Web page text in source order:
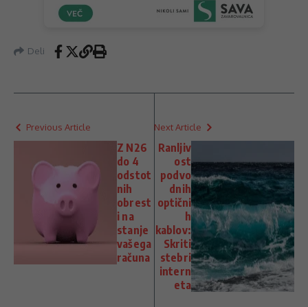
Deli
Previous Article
Z N26
do 4
odstot
nih
obrest
i na
stanje
vašega
računa
Next Article
Ranljiv
ost
podvo
dnih
optični
h
kablov:
Skriti
stebri
intern
eta